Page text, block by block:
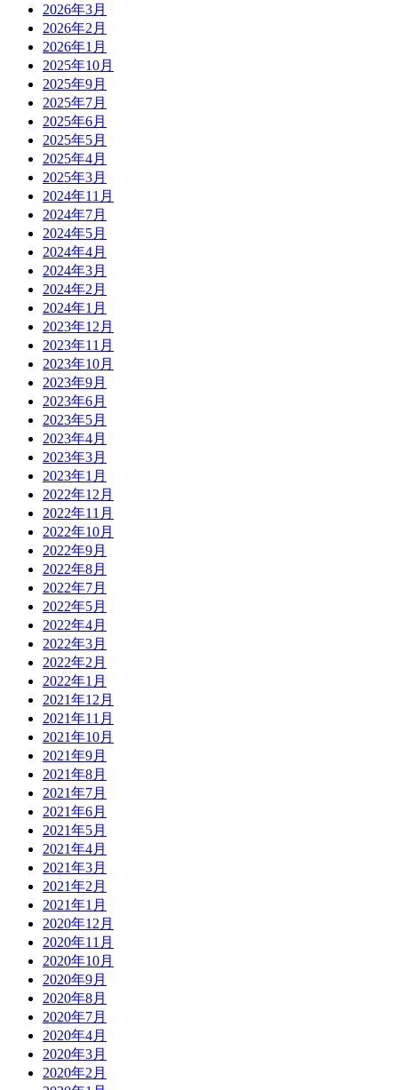
2026年3月
2026年2月
2026年1月
2025年10月
2025年9月
2025年7月
2025年6月
2025年5月
2025年4月
2025年3月
2024年11月
2024年7月
2024年5月
2024年4月
2024年3月
2024年2月
2024年1月
2023年12月
2023年11月
2023年10月
2023年9月
2023年6月
2023年5月
2023年4月
2023年3月
2023年1月
2022年12月
2022年11月
2022年10月
2022年9月
2022年8月
2022年7月
2022年5月
2022年4月
2022年3月
2022年2月
2022年1月
2021年12月
2021年11月
2021年10月
2021年9月
2021年8月
2021年7月
2021年6月
2021年5月
2021年4月
2021年3月
2021年2月
2021年1月
2020年12月
2020年11月
2020年10月
2020年9月
2020年8月
2020年7月
2020年4月
2020年3月
2020年2月